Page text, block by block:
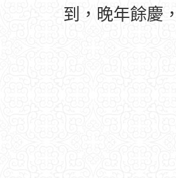
到，晚年餘慶